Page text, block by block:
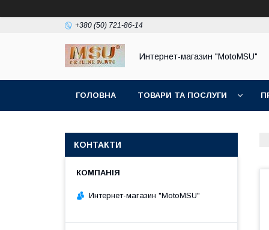
+380 (50) 721-86-14
Интернет-магазин "MotoMSU"
ГОЛОВНА ТОВАРИ ТА ПОСЛУГИ
КОНТАКТИ
Интернет-магазин "MotoMSU"